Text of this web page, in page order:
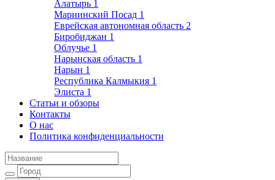
Алатырь 1
Мариинский Посад 1
Еврейская автономная область 2
Биробиджан 1
Облучье 1
Нарынская область 1
Нарын 1
Республика Калмыкия 1
Элиста 1
Статьи и обзоры
Контакты
О нас
Политика конфиденциальности